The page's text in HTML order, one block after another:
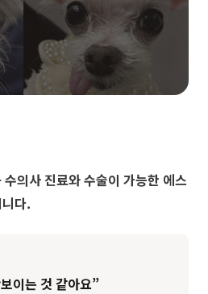
수의사 진료와 수술이 가능한 에스
다.
이는 것 같아요”